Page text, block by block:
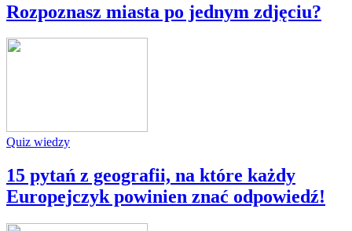
Rozpoznasz miasta po jednym zdjęciu?
Quiz wiedzy
15 pytań z geografii, na które każdy
Europejczyk powinien znać odpowiedź!